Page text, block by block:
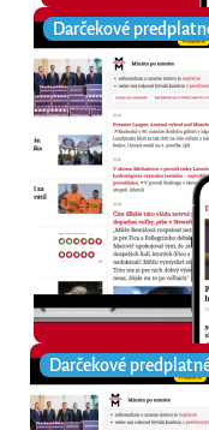
Darčekové
Darčekové